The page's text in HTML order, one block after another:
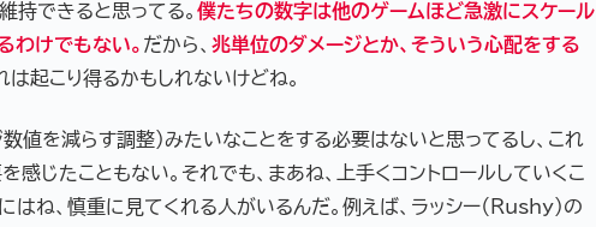
持できると思ってる。僕たちの数字は他のゲームほど急激にスケール
わけでもない。 だから、兆単位のダメージとか、そういう心配をする
は起こり得るかもしれないけどね。
数値を減らす調整）みたいなことをする必要はないと思ってるし、これ
感じたこともない。それでも、まあね、上手くコントロールしていくこ
はね、慎重に見てくれる人がいるんだ。例えば、ラッシー（Rushy）の